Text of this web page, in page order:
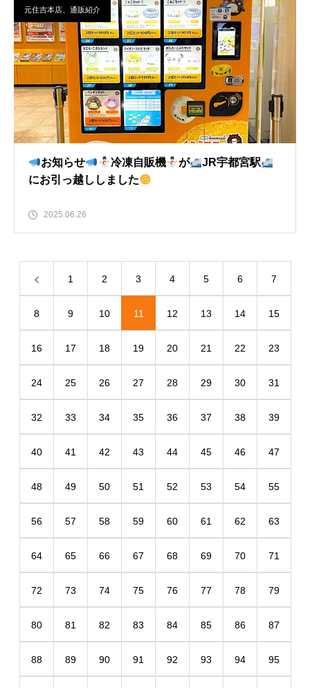
元住吉本店、通販紹介
お知らせ 冷凍自販機 が
JR宇都宮駅
にお引っ越ししました
2025.06.26
1 2 3 4 5 6 7
8 9 10 11 12 13 14 15
16 17 18 19 20 21 22 23
24 25 26 27 28 29 30 31
32 33 34 35 36 37 38 39
40 41 42 43 44 45 46 47
48 49 50 51 52 53 54 55
56 57 58 59 60 61 62 63
64 65 66 67 68 69 70 71
72 73 74 75 76 77 78 79
80 81 82 83 84 85 86 87
88 89 90 91 92 93 94 95